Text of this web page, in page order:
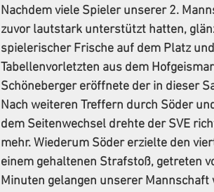
Nachdem viele Spieler unserer 2.
zuvor lautstark unterstützt hatten,
spielerischer Frische auf dem Platz
Tabellenvorletzten aus dem
Schöneberger eröffnete der in dieser
Nach weiteren Treffern durch Söder
dem Seitenwechsel drehte der SVE
mehr. Wiederum Söder erzielte den
einem gehaltenen Strafstoß, getreten
Minuten gelangen unserer